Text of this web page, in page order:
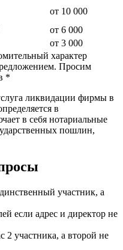
от 10 000
от 6 000
от 3 000
характер
Просим
*
ликвидации фирмы в
в
в себя нотариальные
пошлин,
участник, а
если адрес и директор не
2 участника, а второй не